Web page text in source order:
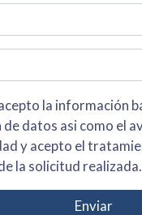
básica sobre
aviso legal y la política
para
la solicitud realizada.
Enviar